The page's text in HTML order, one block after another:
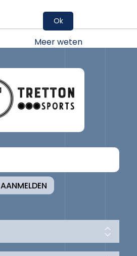
AANMELDEN
Ok
Meer weten